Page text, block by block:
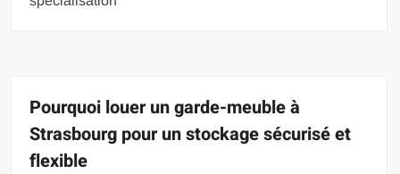
Pourquoi louer un garde-meuble à
Strasbourg pour un stockage sécurisé et
flexible